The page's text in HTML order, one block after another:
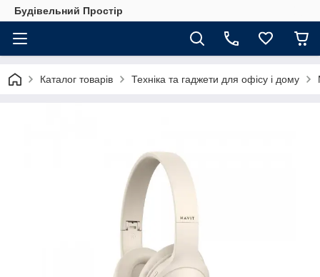
Будівельний Простір
Каталог товарів Техніка та гаджети для офісу і дому